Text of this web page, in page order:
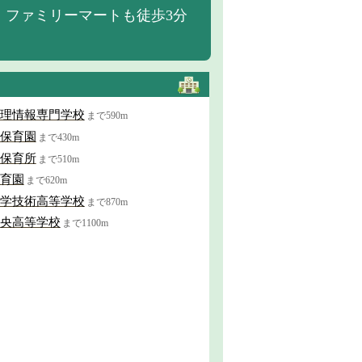
ァミリーマートも徒歩3分
情報専門学校 まで590m
育園 まで430m
育所 まで510m
園 まで620m
技術高等学校 まで870m
高等学校 まで1100m